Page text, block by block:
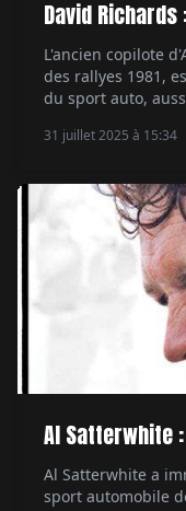
David
L'ancien copilote
des rallyes 1981,
du sport auto,
sans oublier la F1
31 juillet 2025 à 15:34
Al Satterwhite
Al Satterwhite a
sport automobile